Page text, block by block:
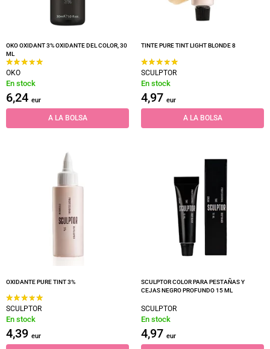
OKO OXIDANT 3% OXIDANTE DEL COLOR, 30
ML
OKO
En stock
6,24 eur
A LA BOLSA
TINTE PURE TINT LIGHT BLONDE 8
SCULPTOR
En stock
4,97 eur
A LA BOLSA
OXIDANTE PURE TINT 3%
SCULPTOR
En stock
4,39 eur
SCULPTOR COLOR PARA PESTAÑAS Y
CEJAS NEGRO PROFUNDO 15 ML
SCULPTOR
En stock
4,97 eur